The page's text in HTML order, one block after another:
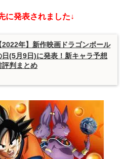
に発表されました↓
2022年】新作映画ドラゴンボール
日(5月9日)に発表！新キャラ予想
評判まとめ